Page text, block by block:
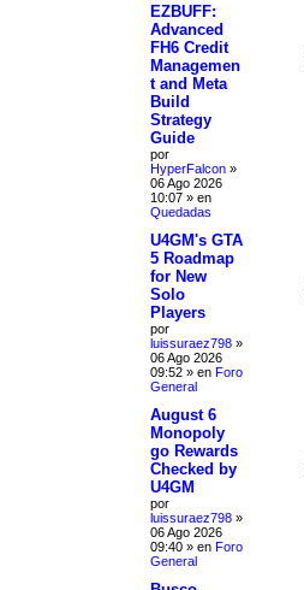
EZBUFF:
Advanced
FH6 Credit
Managemen
t and Meta
Build
Strategy
Guide
por
HyperFalcon »
06 Ago 2026
10:07 » en
Quedadas
U4GM's GTA
5 Roadmap
for New
Solo
Players
por
luissuraez798 »
06 Ago 2026
09:52 » en Foro
General
August 6
Monopoly
go Rewards
Checked by
U4GM
por
luissuraez798 »
06 Ago 2026
09:40 » en Foro
General